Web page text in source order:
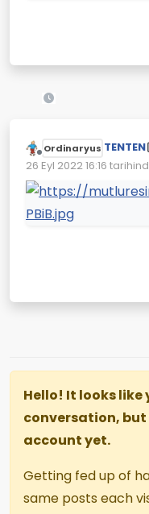
Çevrimdışı
Ordinaryus TENTEN
26 Eyl 2022 16:16
Son düzenleyen:
Hello! It looks
conversation,
account yet.
Getting fed up of
same posts each